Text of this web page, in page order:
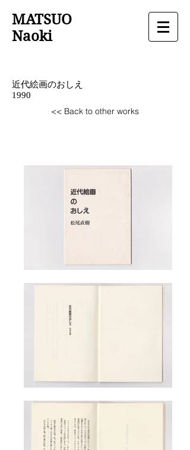
MATSUO
Naoki
近代絵画のおしえ
​1990
<< Back to other works